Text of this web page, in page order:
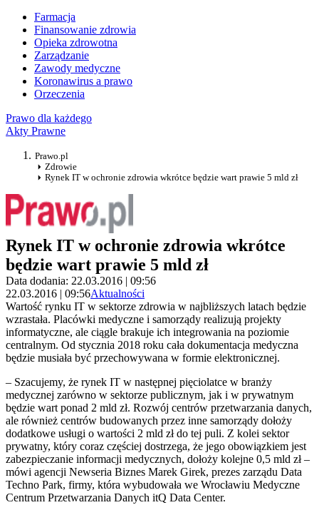
Farmacja
Finansowanie zdrowia
Opieka zdrowotna
Zarządzanie
Zawody medyczne
Koronawirus a prawo
Orzeczenia
Prawo dla każdego
Akty Prawne
Prawo.pl
Zdrowie
Rynek IT w ochronie zdrowia wkrótce będzie wart prawie 5 mld zł
Rynek IT w ochronie zdrowia wkrótce
będzie wart prawie 5 mld zł
Data dodania: 22.03.2016 | 09:56
22.03.2016 | 09:56Aktualności
Wartość rynku IT w sektorze zdrowia w najbliższych latach będzie
wzrastała. Placówki medyczne i samorządy realizują projekty
informatyczne, ale ciągle brakuje ich integrowania na poziomie
centralnym. Od stycznia 2018 roku cała dokumentacja medyczna
będzie musiała być przechowywana w formie elektronicznej.
– Szacujemy, że rynek IT w następnej pięciolatce w branży
medycznej zarówno w sektorze publicznym, jak i w prywatnym
będzie wart ponad 2 mld zł. Rozwój centrów przetwarzania danych,
ale również centrów budowanych przez inne samorządy dołoży
dodatkowe usługi o wartości 2 mld zł do tej puli. Z kolei sektor
prywatny, który coraz częściej dostrzega, że jego obowiązkiem jest
zabezpieczanie informacji medycznych, dołoży kolejne 0,5 mld zł –
mówi agencji Newseria Biznes Marek Girek, prezes zarządu Data
Techno Park, firmy, która wybudowała we Wrocławiu Medyczne
Centrum Przetwarzania Danych itQ Data Center.